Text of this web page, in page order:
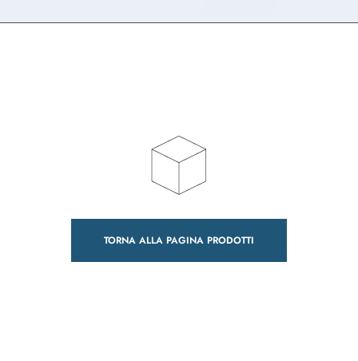
TORNA ALLA PAGINA PRODOTTI